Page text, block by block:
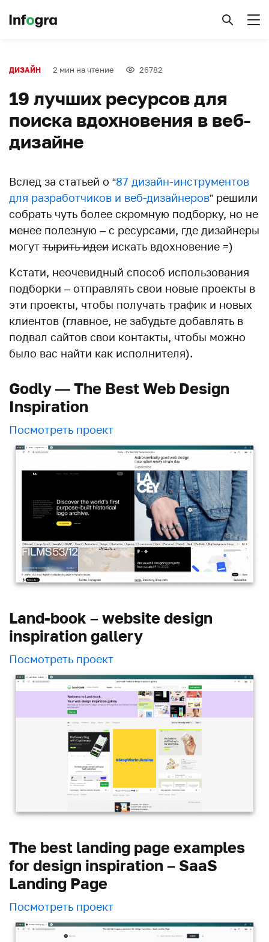
ДИЗАЙН 2 мин на чтение 26782
19 лучших ресурсов для
поиска вдохновения в веб-
дизайне
Вслед за статьей о “87 дизайн-инструментов
для разработчиков и веб-дизайнеров” решили
собрать чуть более скромную подборку, но не
менее полезную – с ресурсами, где дизайнеры
могут тырить идеи искать вдохновение =)
Кстати, неочевидный способ использования
подборки – отправлять свои новые проекты в
эти проекты, чтобы получать трафик и новых
клиентов (главное, не забудьте добавлять в
подвал сайтов свои контакты, чтобы можно
было вас найти как исполнителя).
Godly — The Best Web Design
Inspiration
Посмотреть проект
Land-book – website design
inspiration gallery
Посмотреть проект
The best landing page examples
for design inspiration – SaaS
Landing Page
Посмотреть проект